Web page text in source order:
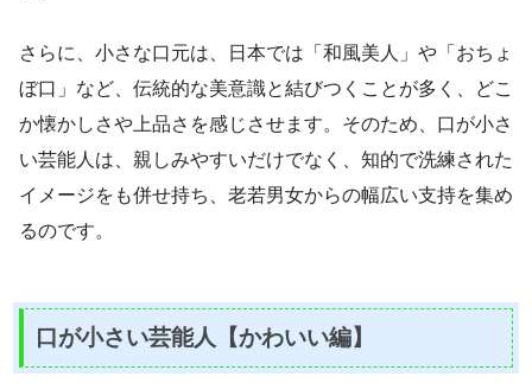
さらに、小さな口元は、日本では「和風美人」や「おちょ
ぼ口」など、伝統的な美意識と結びつくことが多く、どこ
か懐かしさや上品さを感じさせます。そのため、口が小さ
い芸能人は、親しみやすいだけでなく、知的で洗練された
イメージをも併せ持ち、老若男女からの幅広い支持を集め
るのです。
口が小さい芸能人【かわいい編】